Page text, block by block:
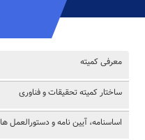
معرفی کمیته
ساختار کمیته تحقیقات و فناوری
اساسنامه، آيين نامه و دستورالعمل ها